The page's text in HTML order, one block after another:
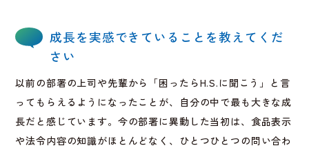
成長を実感できていることを教えてくだ
さい
以前の部署の上司や先輩から「困ったらH.S.に聞こう」と言
ってもらえるようになったことが、自分の中で最も大きな成
長だと感じています。今の部署に異動した当初は、食品表示
や法令内容の知識がほとんどなく、ひとつひとつの問い合わ